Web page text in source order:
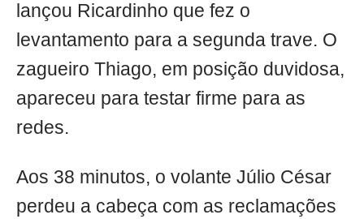
lançou Ricardinho que fez o
levantamento para a segunda trave. O
zagueiro Thiago, em posição duvidosa,
apareceu para testar firme para as
redes.
Aos 38 minutos, o volante Júlio César
perdeu a cabeça com as reclamações